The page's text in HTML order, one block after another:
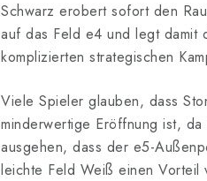
Schwarz erobert sofort den
auf das Feld e4 und legt damit
komplizierten strategischen
Viele Spieler glauben, dass
minderwertige Eröffnung ist, da
ausgehen, dass der e5-
leichte Feld Weiß einen Vorteil